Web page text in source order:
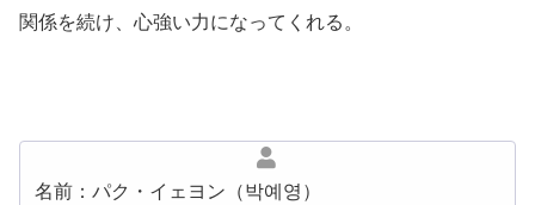
関係を続け、心強い力になってくれる。
名前：パク・イェヨン（박예영）